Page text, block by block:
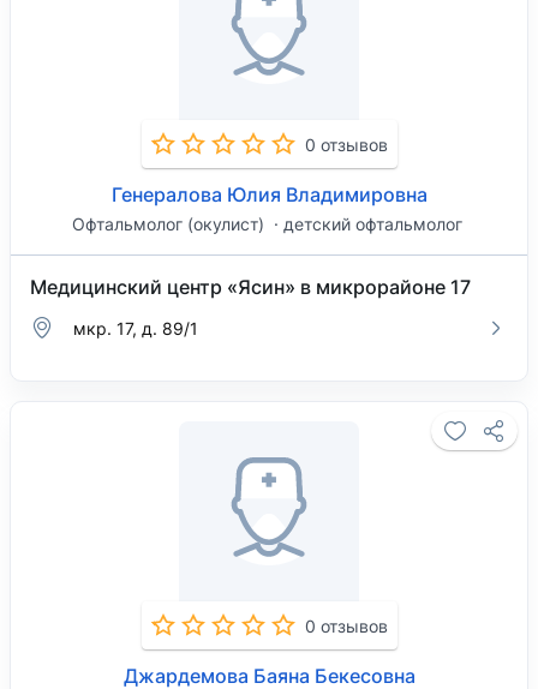
0 отзывов
Генералова Юлия Владимировна
Офтальмолог (окулист) детский офтальмолог
Медицинский центр «Ясин» в микрорайоне 17
мкр. 17, д. 89/1
0 отзывов
Джардемова Баяна Бекесовна